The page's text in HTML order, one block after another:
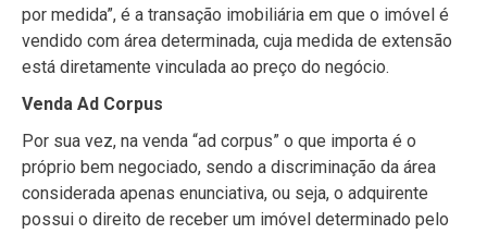
por medida”, é a transação imobiliária em que o imóvel é
vendido com área determinada, cuja medida de extensão
está diretamente vinculada ao preço do negócio.
Venda Ad Corpus
Por sua vez, na venda “ad corpus” o que importa é o
próprio bem negociado, sendo a discriminação da área
considerada apenas enunciativa, ou seja, o adquirente
possui o direito de receber um imóvel determinado pelo